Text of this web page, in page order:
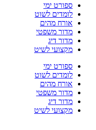
ספורט ימי
לומדים לשוט
אורח מהים
מדור משפטי
מדור דיג
מקצועי לשיט
ספורט ימי
לומדים לשוט
אורח מהים
מדור משפטי
מדור דיג
מקצועי לשיט